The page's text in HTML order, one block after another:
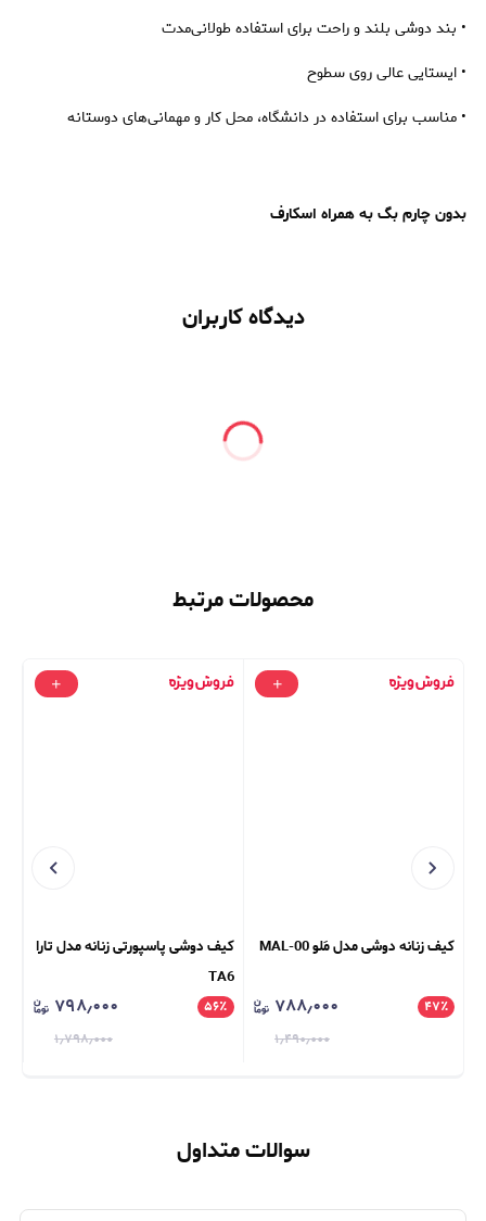
• بند دوشی بلند و راحت برای استفاده طولانی‌مدت
• ایستایی عالی روی سطوح
• مناسب برای استفاده در دانشگاه، محل کار و مهمانی‌های دوستانه
بدون چارم بگ به همراه اسکارف
دیدگاه کاربران
محصولات مرتبط
کیف زنانه دوشی مدل مَلو MAL-00
۴۷٪ ۷۸۸٫۰۰۰
۱٫۴۹۰٫۰۰۰
کیف دوشی پاسپورتی زنانه مدل تارا
TA6
۵۶٪ ۷۹۸٫۰۰۰
۱٫۷۹۸٫۰۰۰
سوالات متداول